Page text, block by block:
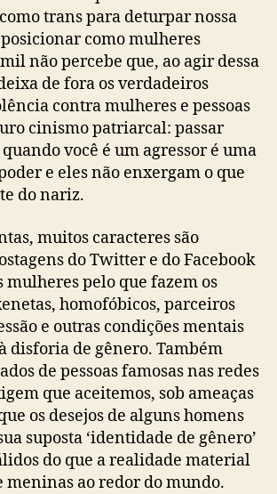
trans para deturpar nossa
como mulheres
não percebe que, ao agir dessa
de fora os verdadeiros
contra mulheres e pessoas
cinismo patriarcal: passar
você é um agressor é uma
e eles não enxergam o que
do nariz.
muitos caracteres são
do Twitter e do Facebook
mulheres pelo que fazem os
homofóbicos, parceiros
e outras condições mentais
disforia de gênero. Também
de pessoas famosas nas redes
que aceitemos, sob ameaças
os desejos de alguns homens
suposta ‘identidade de gênero’
do que a realidade material
meninas ao redor do mundo.